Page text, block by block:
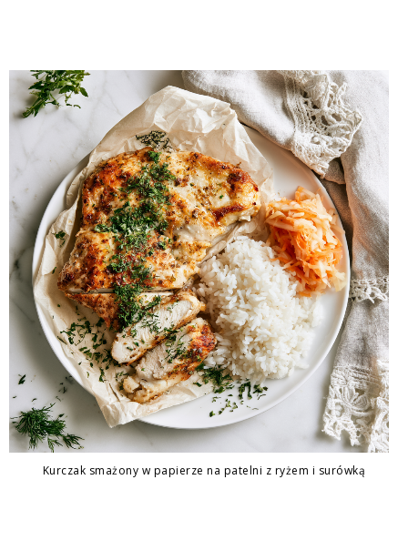
Kurczak smażony w papierze na patelni z ryżem i surówką